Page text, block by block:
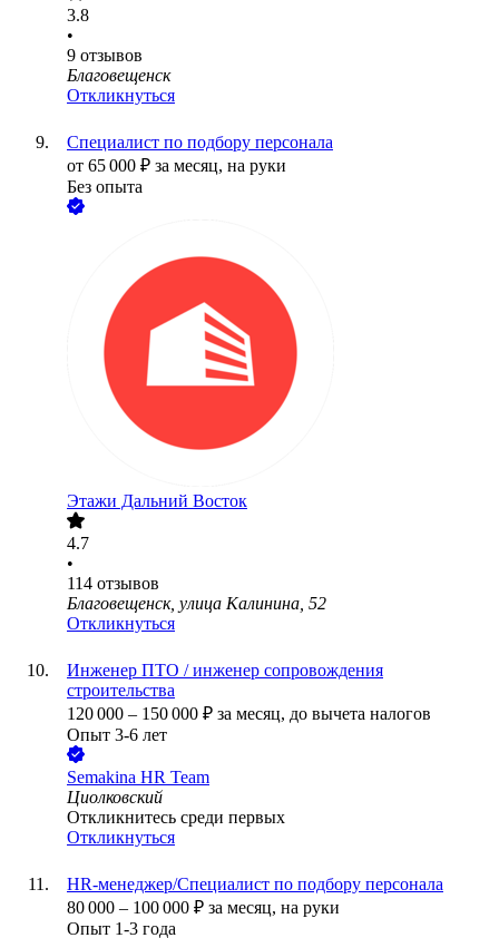
3.8
•
9 отзывов
Благовещенск
Откликнуться
Специалист по подбору персонала
от 65 000 ₽ за месяц, на руки
Без опыта
Этажи Дальний Восток
4.7
•
114 отзывов
Благовещенск, улица Калинина, 52
Откликнуться
Инженер ПТО / инженер сопровождения
строительства
120 000 – 150 000 ₽ за месяц, до вычета налогов
Опыт 3-6 лет
Semakina HR Team
Циолковский
Откликнитесь среди первых
Откликнуться
HR-менеджер/Специалист по подбору персонала
80 000 – 100 000 ₽ за месяц, на руки
Опыт 1-3 года